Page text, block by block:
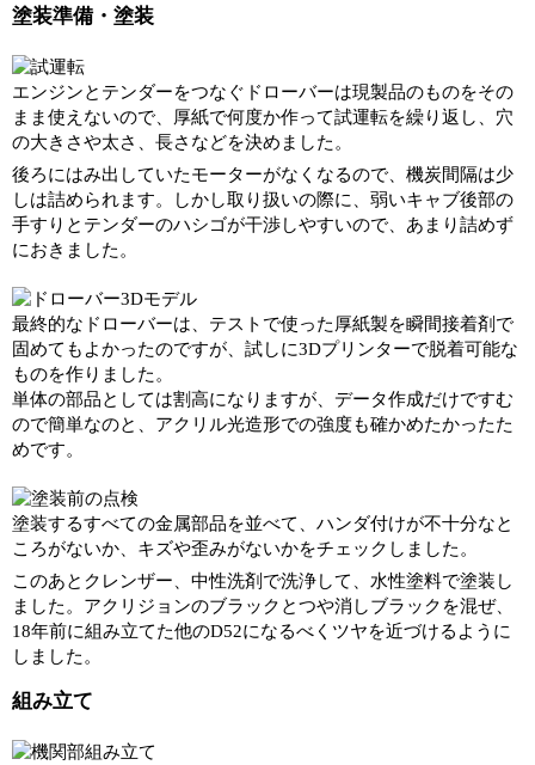
塗装準備・塗装
エンジンとテンダーをつなぐドローバーは現製品のものをその
まま使えないので、厚紙で何度か作って試運転を繰り返し、穴
の大きさや太さ、長さなどを決めました。
後ろにはみ出していたモーターがなくなるので、機炭間隔は少
しは詰められます。しかし取り扱いの際に、弱いキャブ後部の
手すりとテンダーのハシゴが干渉しやすいので、あまり詰めず
におきました。
最終的なドローバーは、テストで使った厚紙製を瞬間接着剤で
固めてもよかったのですが、試しに3Dプリンターで脱着可能な
ものを作りました。
単体の部品としては割高になりますが、データ作成だけですむ
ので簡単なのと、アクリル光造形での強度も確かめたかったた
めです。
塗装するすべての金属部品を並べて、ハンダ付けが不十分なと
ころがないか、キズや歪みがないかをチェックしました。
このあとクレンザー、中性洗剤で洗浄して、水性塗料で塗装し
ました。アクリジョンのブラックとつや消しブラックを混ぜ、
18年前に組み立てた他のD52になるべくツヤを近づけるように
しました。
組み立て